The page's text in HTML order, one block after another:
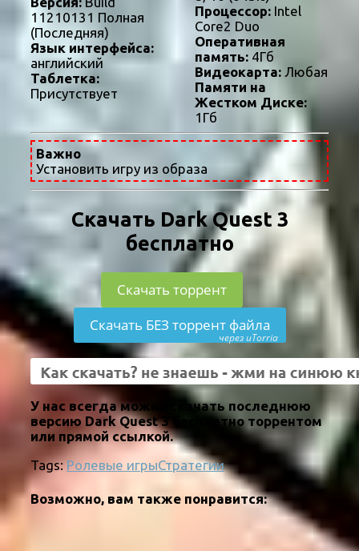
11210131 Полная
(Последняя)
Язык интерфейса:
английский
Таблетка:
Присутствует
Процессор:Intel
Core2 Duo
Оперативная
память:4Гб
Видеокарта:Любая
Памяти на
Жестком Диске:
1Гб
Важно
Установить игру из образа
Скачать Dark Quest 3
бесплатно
Скачать торрент
Скачать БЕЗ торрент файла
через uTorria
У нас всегда можно скачать последнюю
версию Dark Quest 3 бесплатно торрентом
или прямой ссылкой.
Tags: Ролевые игрыСтратегии
Возможно, вам также понравится: